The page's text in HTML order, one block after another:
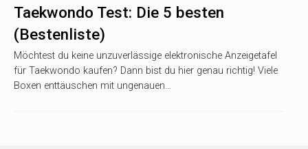
Taekwondo Test: Die 5 besten
(Bestenliste)
Möchtest du keine unzuverlässige elektronische Anzeigetafel
für Taekwondo kaufen? Dann bist du hier genau richtig! Viele
Boxen enttäuschen mit ungenauen…